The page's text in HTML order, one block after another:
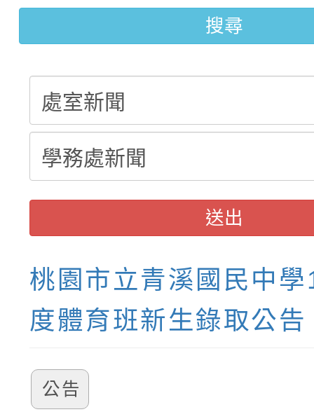
學年度第1學期第7次
【甄選結果(第3招)】
結果(第3招)
搜尋
送出
桃園市立青溪國民中
度體育班新生錄取公告
公告